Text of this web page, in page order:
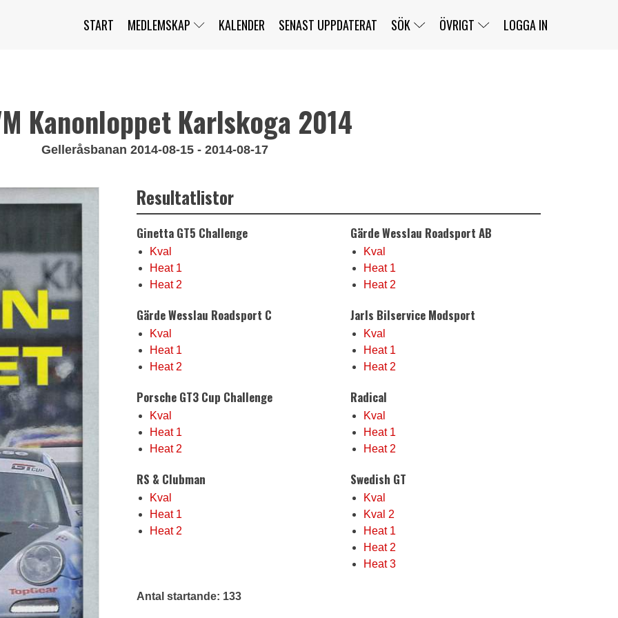
START MEDLEMSKAP KALENDER SENAST UPPDATERAT SÖK ÖVRIGT
WEBBSHOP
KONTAKT
OM OSS
KOMPLETTERA
LOGGA IN
Kanonloppet Karlskoga 2014
Gelleråsbanan 2014-08-15 - 2014-08-17
Resultatlistor
Ginetta GT5 Challenge
Kval
Heat 1
Heat 2
Gärde Wesslau Roadsport AB
Kval
Heat 1
Heat 2
Gärde Wesslau Roadsport C
Kval
Heat 1
Heat 2
Jarls Bilservice Modsport
Kval
Heat 1
Heat 2
Porsche GT3 Cup Challenge
Kval
Heat 1
Heat 2
Radical
Kval
Heat 1
Heat 2
RS & Clubman
Kval
Heat 1
Heat 2
Swedish GT
Kval
Kval 2
Heat 1
Heat 2
Heat 3
Antal startande: 133